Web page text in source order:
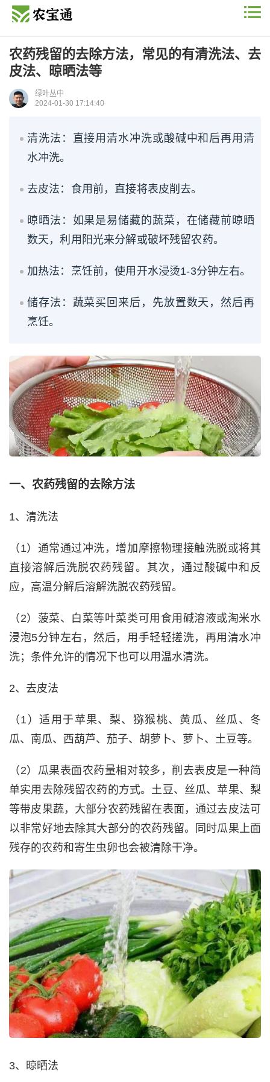
农药残留的去除方法，常见的有清洗法、去
皮法、晾晒法等
绿叶丛中
2024-01-30 17:14:40
清洗法：直接用清水冲洗或酸碱中和后再用清
水冲洗。
去皮法：食用前，直接将表皮削去。
晾晒法：如果是易储藏的蔬菜，在储藏前晾晒
数天，利用阳光来分解或破坏残留农药。
加热法：烹饪前，使用开水浸烫1-3分钟左右。
储存法：蔬菜买回来后，先放置数天，然后再
烹饪。
一、农药残留的去除方法
1、清洗法
（1）通常通过冲洗，增加摩擦物理接触洗脱或将其
直接溶解后洗脱农药残留。其次，通过酸碱中和反
应，高温分解后溶解洗脱农药残留。
（2）菠菜、白菜等叶菜类可用食用碱溶液或淘米水
浸泡5分钟左右，然后，用手轻轻搓洗，再用清水冲
洗；条件允许的情况下也可以用温水清洗。
2、去皮法
（1）适用于苹果、梨、猕猴桃、黄瓜、丝瓜、冬
瓜、南瓜、西葫芦、茄子、胡萝卜、萝卜、土豆等。
（2）瓜果表面农药量相对较多，削去表皮是一种简
单实用去除残留农药的方式。土豆、丝瓜、苹果、梨
等带皮果蔬，大部分农药残留在表面，通过去皮法可
以非常好地去除其大部分的农药残留。同时瓜果上面
残存的农药和寄生虫卵也会被清除干净。
3、晾晒法